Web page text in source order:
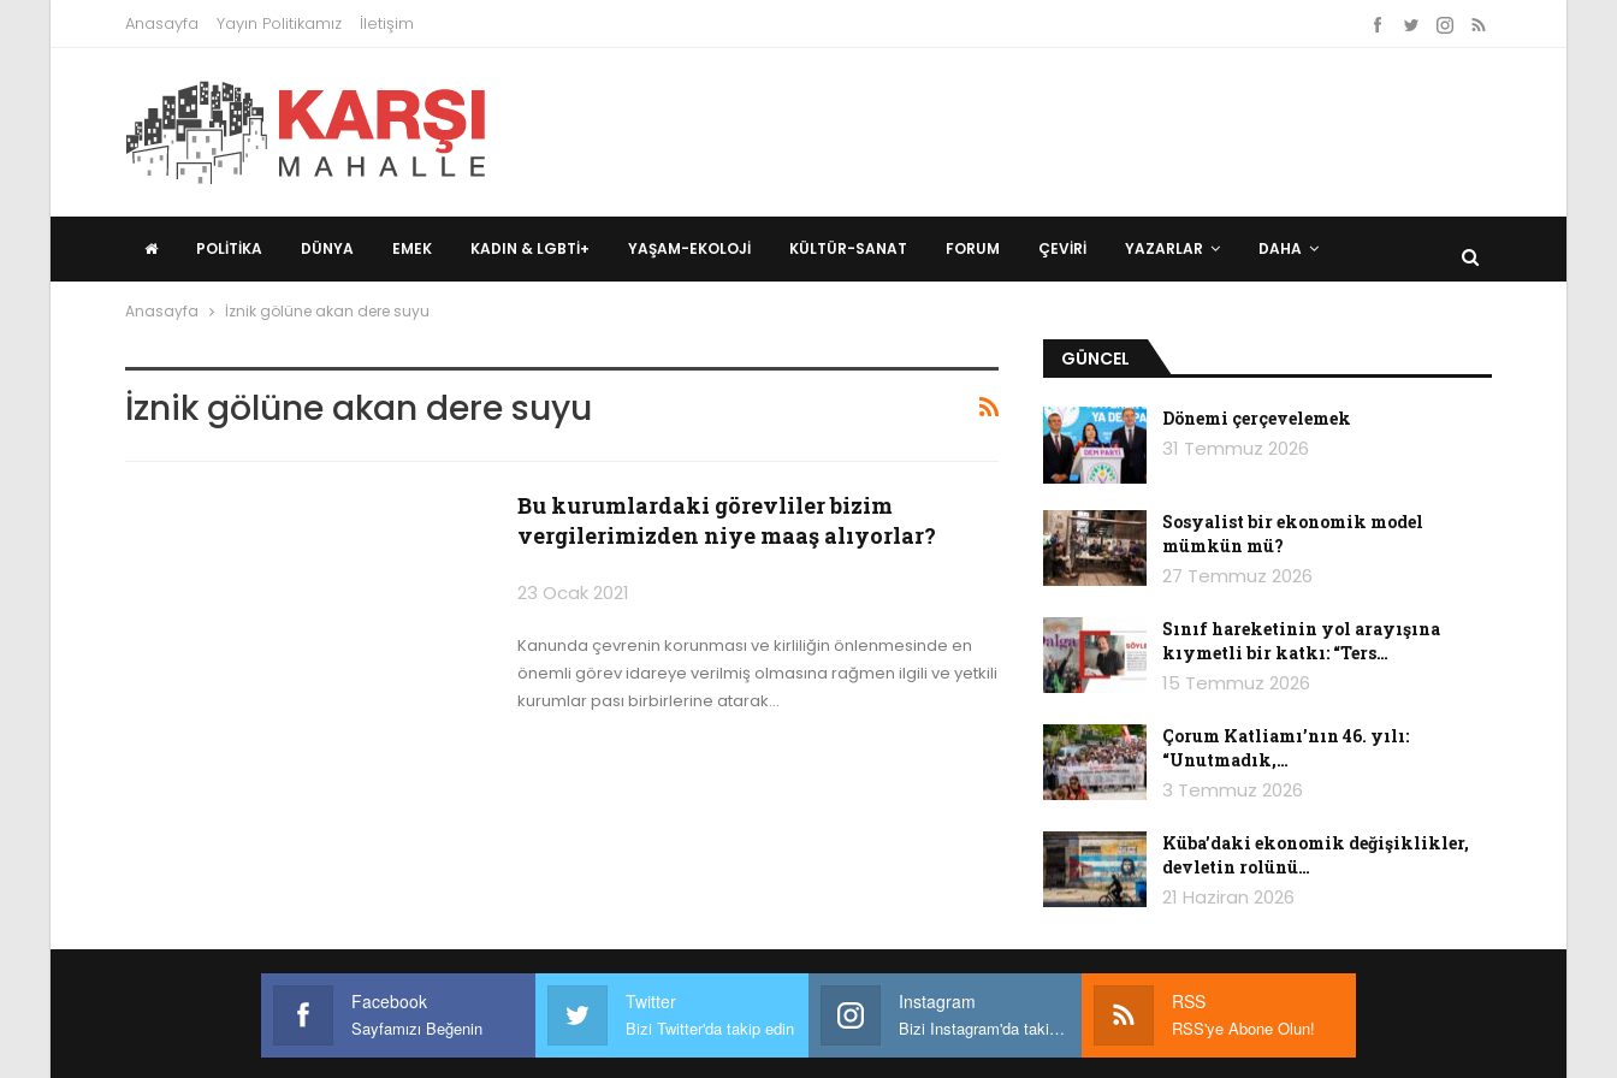
Anasayfa Yayın Politikamız İletişim
POLITIKA DÜNYA EMEK KADIN & LGBTİ+ YAŞAM-EKOLOJI KÜLTÜR-SANAT FORUM ÇEVIRI YAZARLAR DAHA
Anasayfa İznik gölüne akan dere suyu
İznik gölüne akan dere suyu
Bu kurumlardaki görevliler bizim
vergilerimizden niye maaş alıyorlar?
23 Ocak 2021
Kanunda çevrenin korunması ve kirliliğin önlenmesinde en
önemli görev idareye verilmiş olmasına rağmen ilgili ve yetkili
kurumlar pası birbirlerine atarak…
GÜNCEL
Dönemi çerçevelemek
31 Temmuz 2026
Sosyalist bir ekonomik model
mümkün mü?
27 Temmuz 2026
Sınıf hareketinin yol arayışına
kıymetli bir katkı: “Ters…
15 Temmuz 2026
Çorum Katliamı’nın 46. yılı:
“Unutmadık,…
3 Temmuz 2026
Küba’daki ekonomik değişiklikler,
devletin rolünü…
21 Haziran 2026
Facebook
Sayfamızı Beğenin
Twitter
Bizi Twitter'da takip edin
Instagram
Bizi Instagram'da takip edin
RSS
RSS'ye Abone Olun!